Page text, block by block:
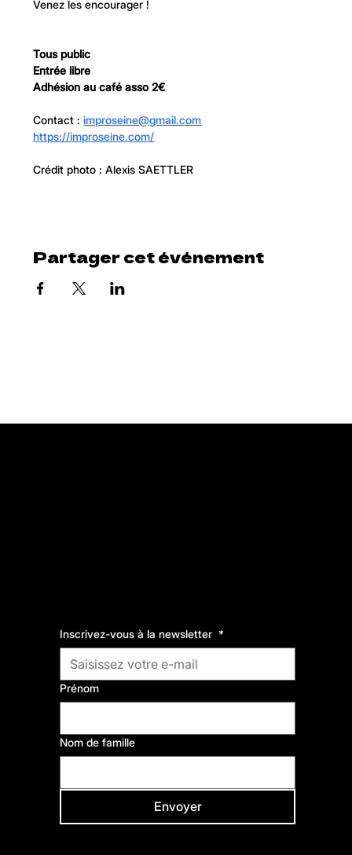
Venez les encourager !
Tous public
Entrée libre
Adhésion au café asso 2€
Contact : improseine@gmail.com
https://improseine.com/
Crédit photo : Alexis SAETTLER
Partager cet événement
Comme Vous Émoi,
fabrique de cultures et de solidarités.
Inscrivez-vous à la newsletter *
Prénom
Nom de famille
Envoyer